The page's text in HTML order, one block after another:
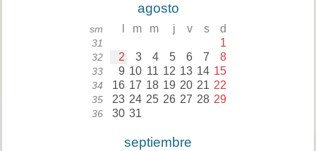
agosto
sm m m j v s d
31 1
32 2 3 4 5 6 7 8
33 9 10 11 12 13 14 15
34 16 17 18 19 20 21 22
35 23 24 25 26 27 28 29
36 30 31
septiembre